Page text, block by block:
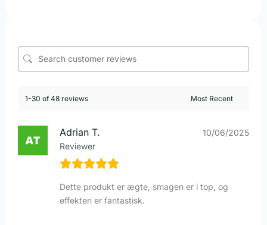
1-30 of 48 reviews
Adrian T.
Reviewer
10/06/2025
Dette produkt er ægte, smagen er i top, og
effekten er fantastisk.